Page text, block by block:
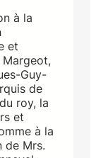
à la
et
Guy-
de
roy, la
et
à la
de Mrs.